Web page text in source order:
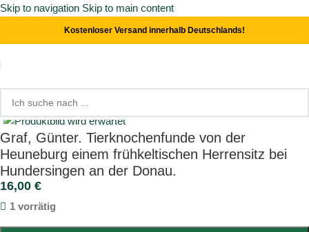
Skip to navigation Skip to main content
Kostenloser Versand innerhalb Deutschlands!
Start/ Orts- & Landeskunde
Click to enlarge
Graf, Günter. Tierknochenfunde von der
Heuneburg einem frühkeltischen Herrensitz bei
Hundersingen an der Donau.
16,00 €
1 vorrätig